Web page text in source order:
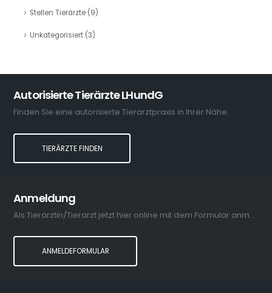
Stellen Tierärzte(9)
Unkategorisiert(3)
Autorisierte Tierärzte LHundG
Finden Sie eine autorisierte Tierarztpraxis in Ihrer Nähe.
TIERÄRZTE FINDEN
Anmeldung
Als Tierärztin/Tierarzt jetzt hier online mit dem Formular anmelden.
ANMELDEFORMULAR